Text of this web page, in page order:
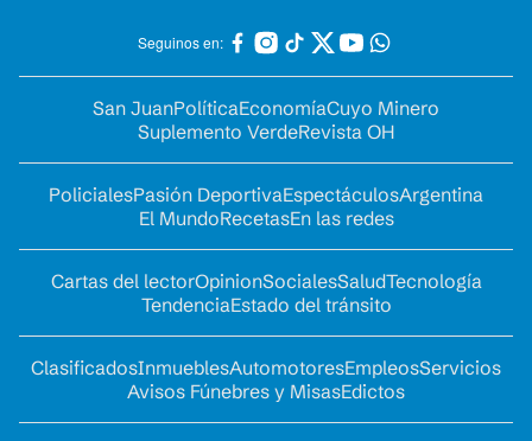
Seguinos en:
San JuanPolíticaEconomíaCuyo Minero
Suplemento VerdeRevista OH
PolicialesPasión DeportivaEspectáculosArgentina
El MundoRecetasEn las redes
Cartas del lectorOpinionSocialesSaludTecnología
TendenciaEstado del tránsito
ClasificadosInmueblesAutomotoresEmpleosServicios
Avisos Fúnebres y MisasEdictos